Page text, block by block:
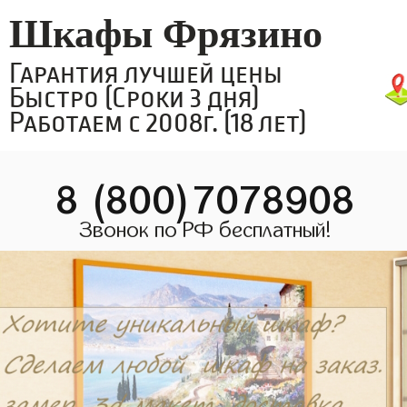
Шкафы Фрязино
Гарантия лучшей цены
Быстро (Сроки 3 дня)
Работаем с 2008г. (18 лет)
8 (800)7078908
Звонок по РФ бесплатный!